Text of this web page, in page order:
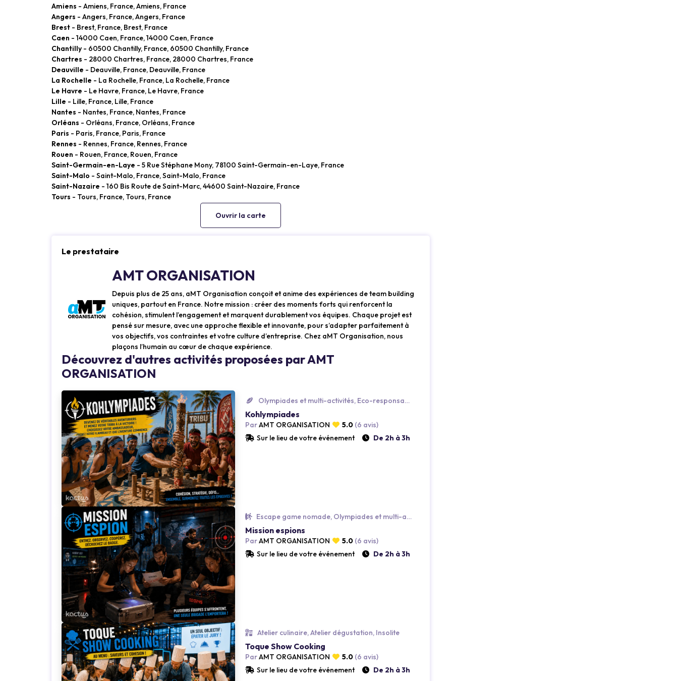
Amiens - Amiens, France, Amiens, France
Angers - Angers, France, Angers, France
Brest - Brest, France, Brest, France
Caen - 14000 Caen, France, 14000 Caen, France
Chantilly - 60500 Chantilly, France, 60500 Chantilly, France
Chartres - 28000 Chartres, France, 28000 Chartres, France
Deauville - Deauville, France, Deauville, France
La Rochelle - La Rochelle, France, La Rochelle, France
Le Havre - Le Havre, France, Le Havre, France
Lille - Lille, France, Lille, France
Nantes - Nantes, France, Nantes, France
Orléans - Orléans, France, Orléans, France
Paris - Paris, France, Paris, France
Rennes - Rennes, France, Rennes, France
Rouen - Rouen, France, Rouen, France
Saint-Germain-en-Laye - 5 Rue Stéphane Mony, 78100 Saint-Germain-en-Laye, France
Saint-Malo - Saint-Malo, France, Saint-Malo, France
Saint-Nazaire - 160 Bis Route de Saint-Marc, 44600 Saint-Nazaire, France
Tours - Tours, France, Tours, France
Ouvrir la carte
Le prestataire
AMT ORGANISATION
Depuis plus de 25 ans, aMT Organisation conçoit et anime des expériences de team building
uniques, partout en France. Notre mission : créer des moments forts qui renforcent la
cohésion, stimulent l’engagement et marquent durablement vos équipes. Chaque projet est
pensé sur mesure, avec une approche flexible et innovante, pour s’adapter parfaitement à
vos objectifs, vos contraintes et votre culture d’entreprise. Chez aMT Organisation, nous
plaçons l’humain au cœur de chaque expérience.
Découvrez d'autres activités proposées par AMT
ORGANISATION
Loading... Loading...
Olympiades et multi-activités, Eco-responsable, Insolite
Kohlympiades
ParAMT ORGANISATION 5.0 (6 avis)
Sur le lieu de votre événement
De 2h à 3h
Loading... Loading...
Escape game nomade, Olympiades et multi-activités, Insolite
Mission espions
ParAMT ORGANISATION 5.0 (6 avis)
Sur le lieu de votre événement
De 2h à 3h
Loading... Loading...
Atelier culinaire, Atelier dégustation, Insolite
Toque Show Cooking
ParAMT ORGANISATION 5.0 (6 avis)
Sur le lieu de votre événement
De 2h à 3h